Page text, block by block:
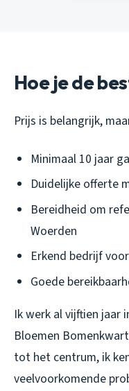
Hoe je de
Prijs is belangrijk,
Minimaal 10 jaar
Duidelijke offerte
Bereidheid om
Woerden
Erkend bedrijf
Goede
Ik werk al vijftien jaar
Bloemen
tot het centrum, ik
veelvoorkomende